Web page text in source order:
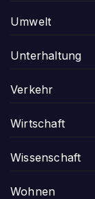
Umwelt
Unterhaltung
Verkehr
Wirtschaft
Wissenschaft
Wohnen